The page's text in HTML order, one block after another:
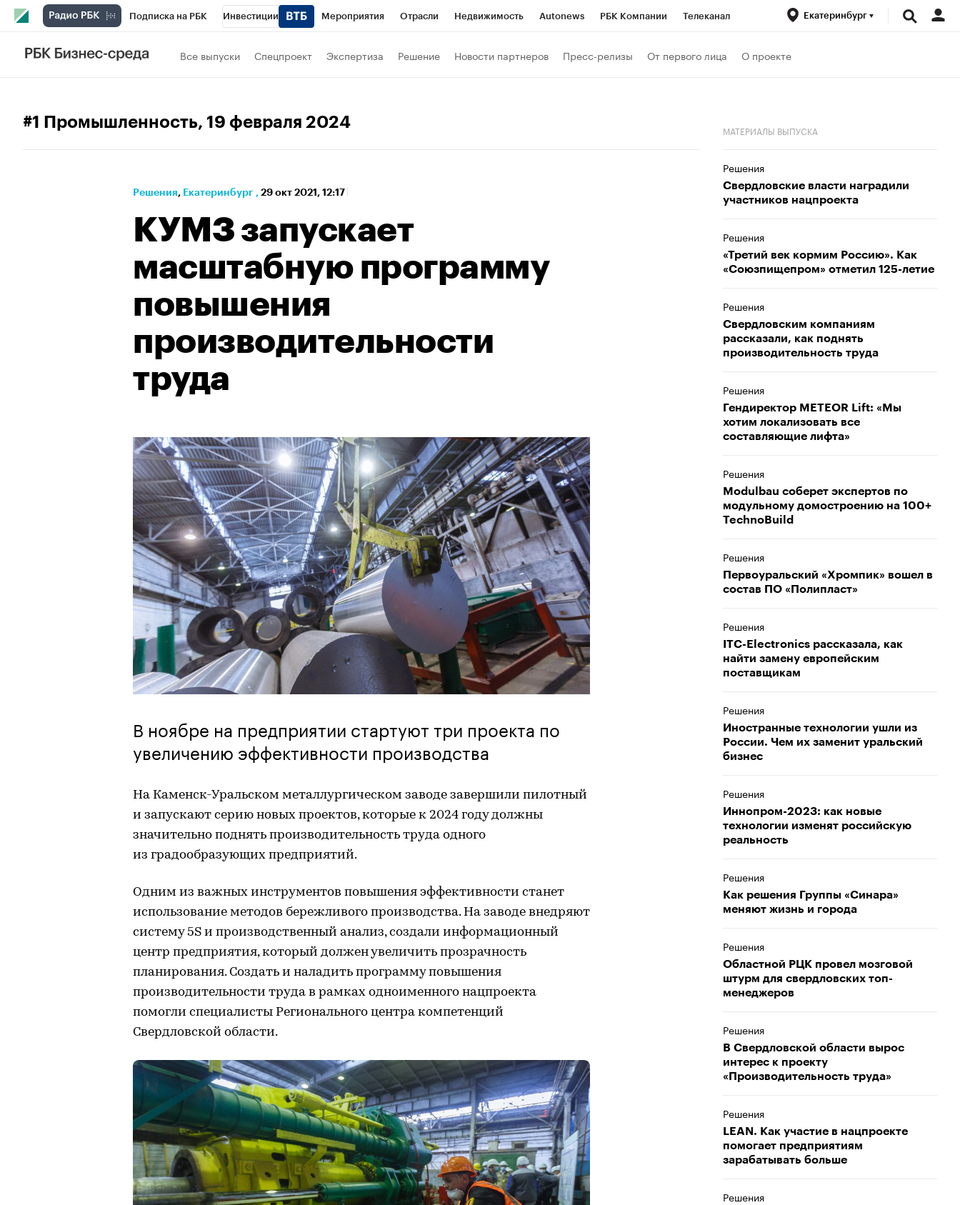
Подписка на РБК Инвестиции Мероприятия Отрасли Недвижимость Autonews РБК Компании Телеканал
РБК Вино
Екатеринбург
Все выпуски Спецпроект Экспертиза Решение Новости партнеров Пресс-релизы От первого лица О проекте
#1 Промышленность, 19 февраля 2024
Решения⁠, Екатеринбург , 29 окт 2021, 12:17
КУМЗ запускает
масштабную программу
повышения
производительности
труда
В ноябре на предприятии стартуют три проекта по
увеличению эффективности производства
На Каменск-Уральском металлургическом заводе завершили пилотный
и запускают серию новых проектов, которые к 2024 году должны
значительно поднять производительность труда одного
из градообразующих предприятий.
Одним из важных инструментов повышения эффективности станет
использование методов бережливого производства. На заводе внедряют
систему 5S и производственный анализ, создали информационный
центр предприятия, который должен увеличить прозрачность
планирования. Создать и наладить программу повышения
производительности труда в рамках одноименного нацпроекта
помогли специалисты Регионального центра компетенций
Свердловской области.
МАТЕРИАЛЫ ВЫПУСКА
Решения
Свердловские власти наградили
участников нацпроекта
Решения
«Третий век кормим Россию». Как
«Союзпищепром» отметил 125-летие
Решения
Свердловским компаниям
рассказали, как поднять
производительность труда
Решения
Гендиректор METEOR Lift: «Мы
хотим локализовать все
составляющие лифта»
Решения
Modulbau соберет экспертов по
модульному домостроению на 100+
TechnoBuild
Решения
Первоуральский «Хромпик» вошел в
состав ПО «Полипласт»
Решения
ITC-Electronics рассказала, как
найти замену европейским
поставщикам
Решения
Иностранные технологии ушли из
России. Чем их заменит уральский
бизнес
Решения
Иннопром-2023: как новые
технологии изменят российскую
реальность
Решения
Как решения Группы «Синара»
меняют жизнь и города
Решения
Областной РЦК провел мозговой
штурм для свердловских топ-
менеджеров
Решения
В Свердловской области вырос
интерес к проекту
«Производительность труда»
Решения
LEAN. Как участие в нацпроекте
помогает предприятиям
зарабатывать больше
Решения